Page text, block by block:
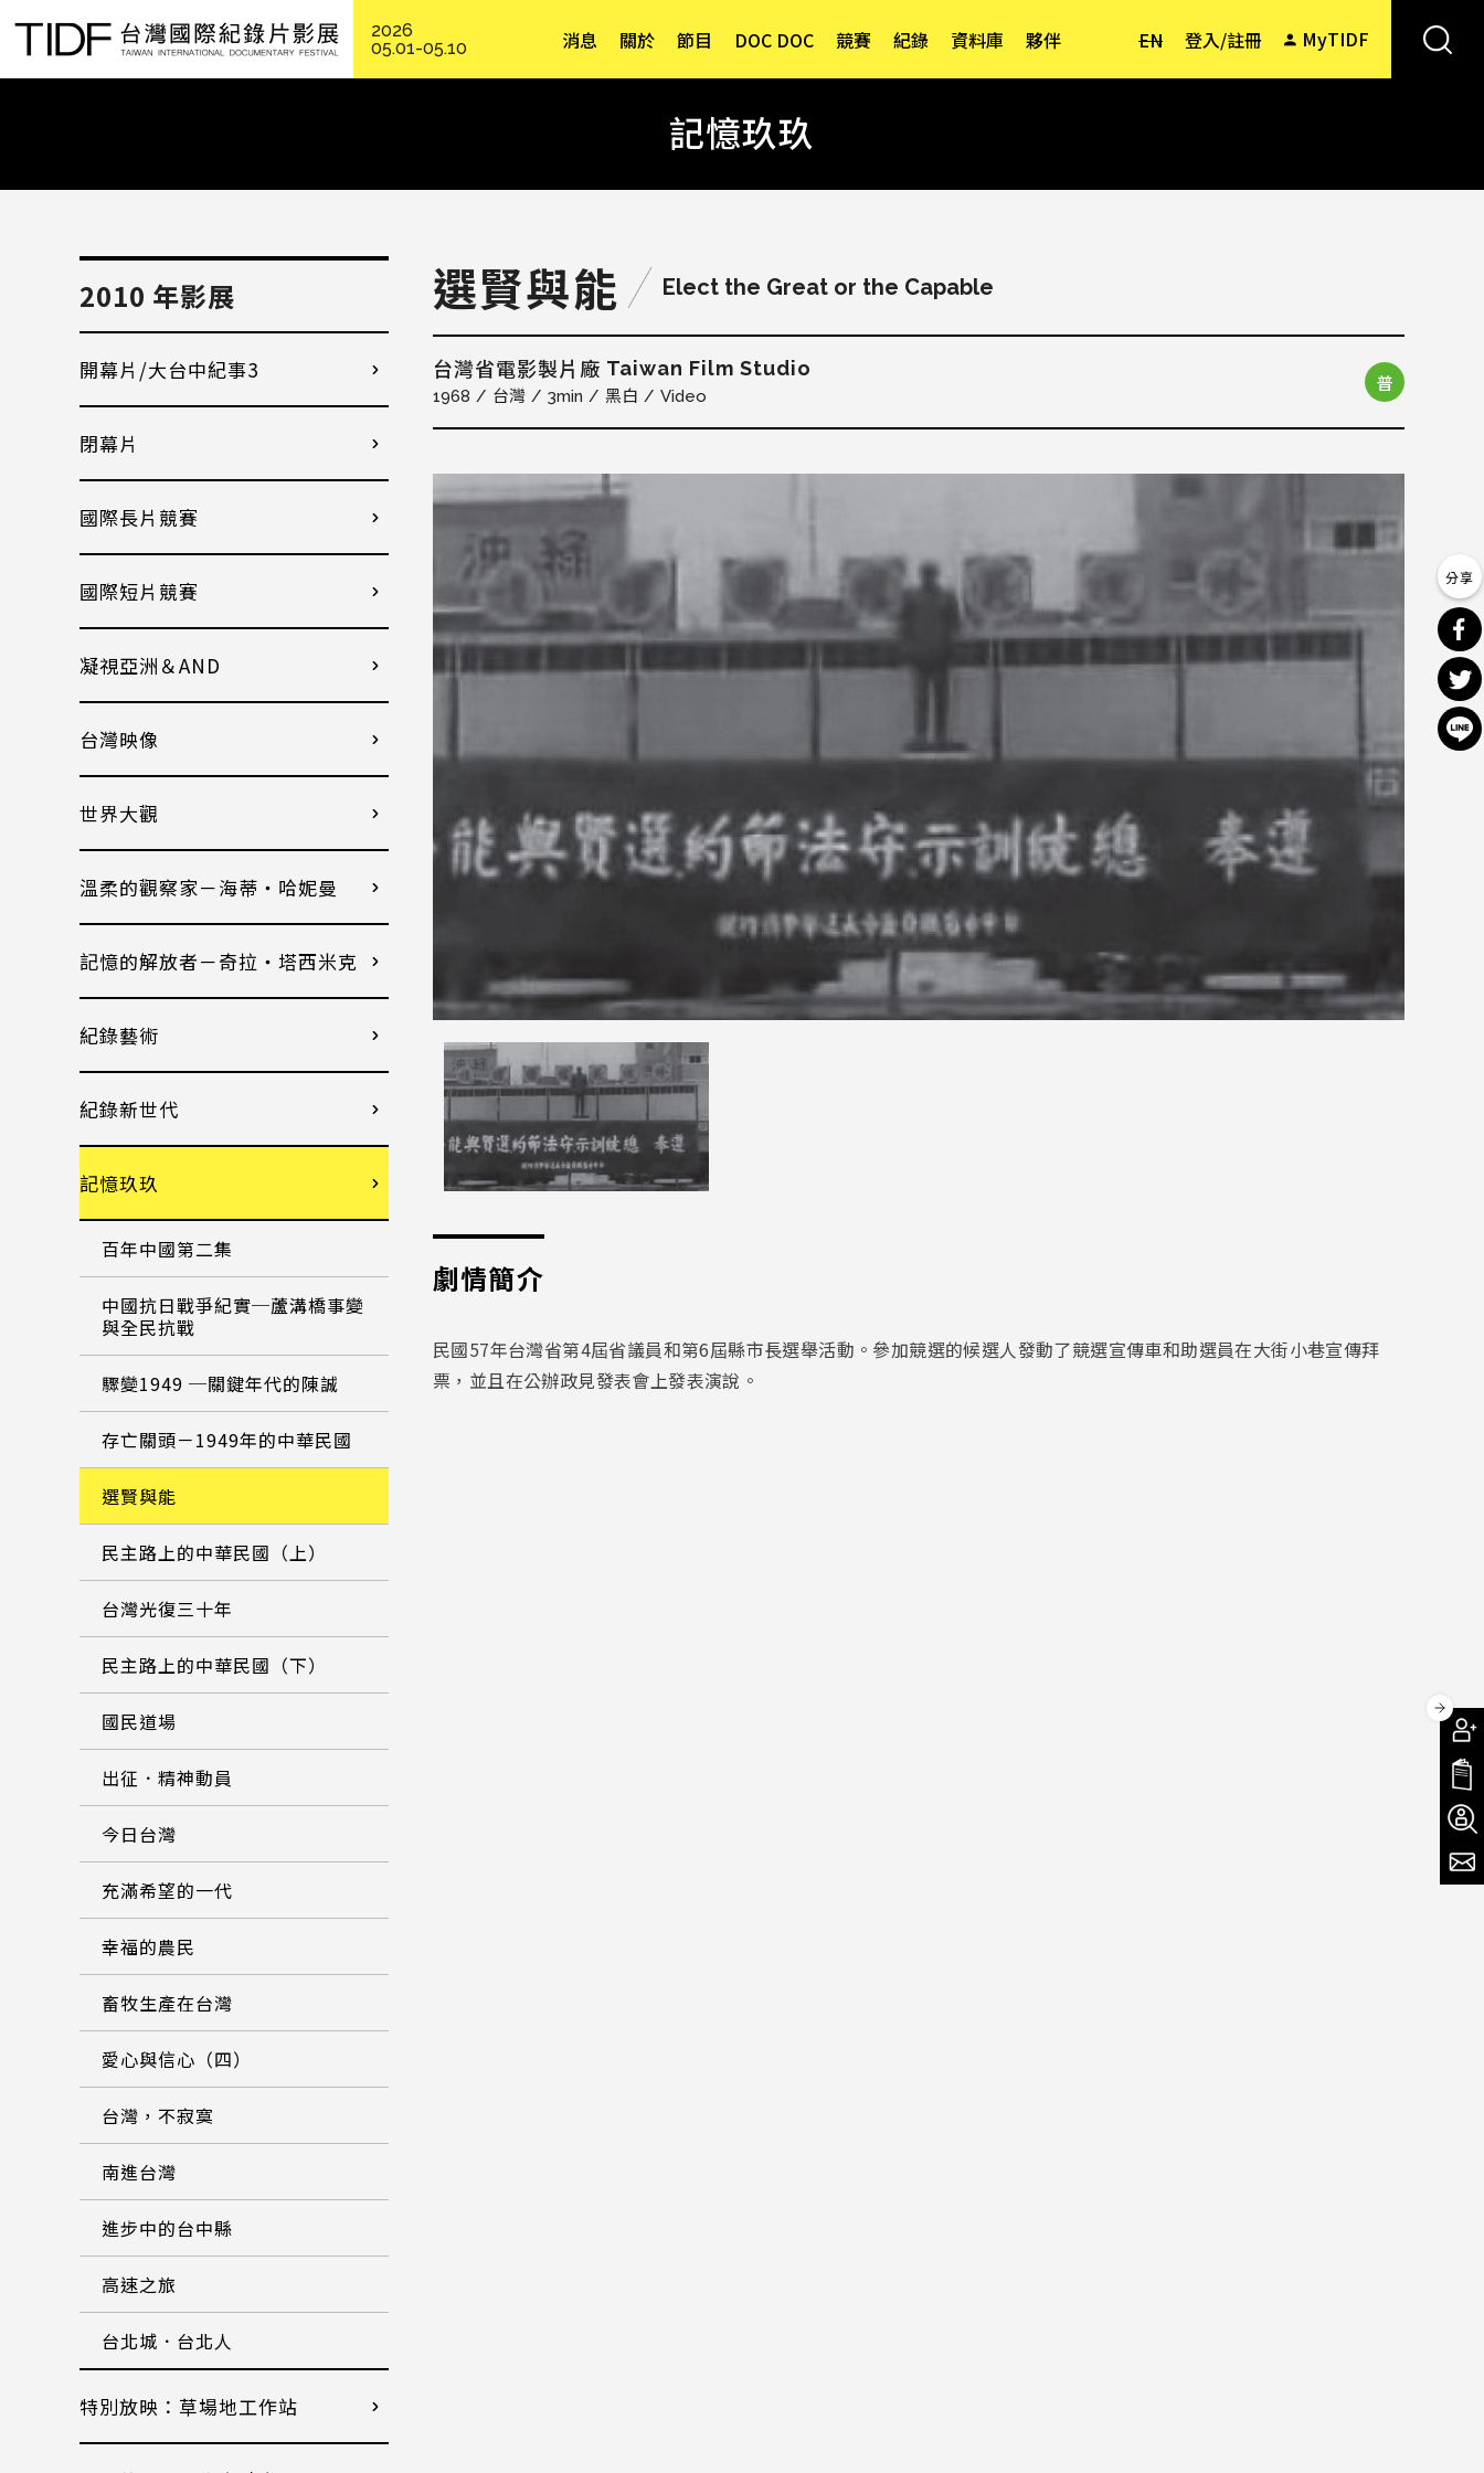
2026
05.01-05.10
EN 登入/註冊 MyTIDF
消息 關於 節目 DOC DOC 競賽 紀錄 資料庫 夥伴
記憶玖玖
選賢與能 Elect the Great or the Capable
台灣省電影製片廠 Taiwan Film Studio
1968 台灣 3min 黑白 Video
普
劇情簡介
民國57年台灣省第4屆省議員和第6屆縣市長選舉活動。參加競選的候選人發動了競選宣傳車和助選員在大街小巷宣傳拜
票，並且在公辦政見發表會上發表演說。
2010 年影展
開幕片/大台中紀事3
閉幕片
國際長片競賽
國際短片競賽
凝視亞洲＆AND
台灣映像
世界大觀
溫柔的觀察家－海蒂・哈妮曼
記憶的解放者－奇拉・塔西米克
紀錄藝術
紀錄新世代
記憶玖玖
百年中國第二集
中國抗日戰爭紀實─蘆溝橋事變
與全民抗戰
驟變1949 ─關鍵年代的陳誠
存亡關頭－1949年的中華民國
選賢與能
民主路上的中華民國（上）
台灣光復三十年
民主路上的中華民國（下）
國民道場
出征．精神動員
今日台灣
充滿希望的一代
幸福的農民
畜牧生產在台灣
愛心與信心（四）
台灣，不寂寞
南進台灣
進步中的台中縣
高速之旅
台北城．台北人
特別放映：草場地工作站